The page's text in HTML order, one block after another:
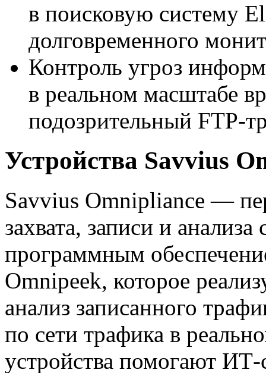
в поисковую систему
долговременного
Контроль угроз
в реальном масштабе
подозрительный FTP-
Устройства Savvius
Savvius Omnipliance —
захвата, записи и
программным
Omnipeek, которое
анализ записанного
по сети трафика в
устройства помогают ИТ-